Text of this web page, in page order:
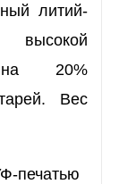
литий-
высокой
на 20%
Вес
печатью